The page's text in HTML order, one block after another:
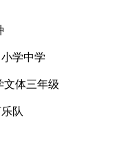
学中学
体三年级
队